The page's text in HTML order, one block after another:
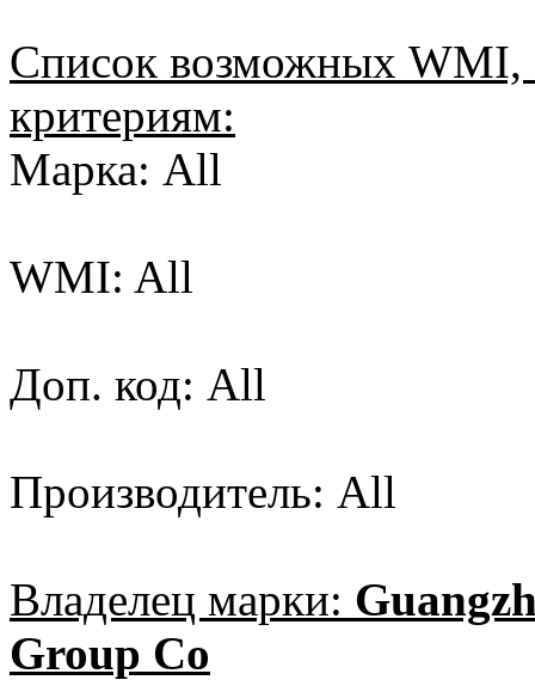
Список возможных
критериям:
Марка: All
WMI: All
Доп. код: All
Производитель: All
Владелец марки:
Group Co